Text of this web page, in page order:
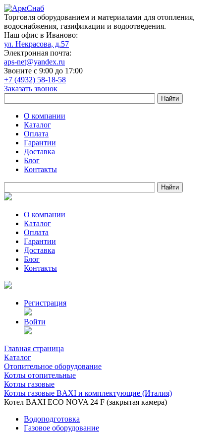
Торговля оборудованием и материалами для отопления,
водоснабжения, газификации и водоотведения.
Наш офис в Иваново:
ул. Некрасова, д.57
Электронная почта:
aps-net@yandex.ru
Звоните с 9:00 до 17:00
+7 (4932) 58-18-58
Заказать звонок
О компании
Каталог
Оплата
Гарантии
Доставка
Блог
Контакты
О компании
Каталог
Оплата
Гарантии
Доставка
Блог
Контакты
Регистрация
Войти
Главная страница
Каталог
Отопительное оборудование
Котлы отопительные
Котлы газовые
Котлы газовые BAXI и комплектующие (Италия)
Котел BAXI ECO NOVA 24 F (закрытая камера)
Водоподготовка
Газовое оборудование